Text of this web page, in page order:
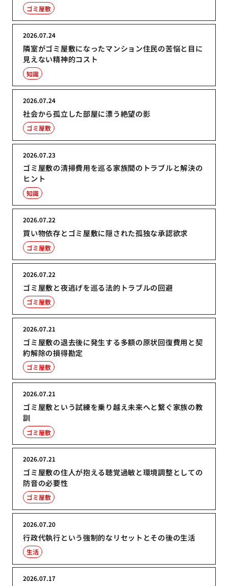
ゴミ屋敷
隣室がゴミ屋敷になったマンション住民の苦悩と目に
見えない精神的コスト
2026.07.24
知識
社会から孤立した部屋に漂う絶望の影
2026.07.24
ゴミ屋敷
ゴミ屋敷の清掃費用を巡る家族間のトラブルと解決の
ヒント
2026.07.23
知識
買い物依存とゴミ屋敷に隠された孤独な承認欲求
2026.07.22
ゴミ屋敷
ゴミ屋敷と夜逃げを巡る法的トラブルの回避
2026.07.22
ゴミ屋敷
ゴミ屋敷の退去後に発生する多額の原状回復費用と契
約解除の損得勘定
2026.07.21
ゴミ屋敷
ゴミ屋敷という試練を乗り越え未来へと繋ぐ家族の教
訓
2026.07.21
ゴミ屋敷
ゴミ屋敷の住人が抱える聴覚過敏と環境調整としての
防音の必要性
2026.07.21
ゴミ屋敷
行政代執行という強制的なリセットとその後の生活
2026.07.20
生活
2026.07.17